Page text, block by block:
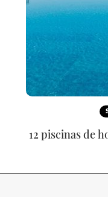
12 piscinas de